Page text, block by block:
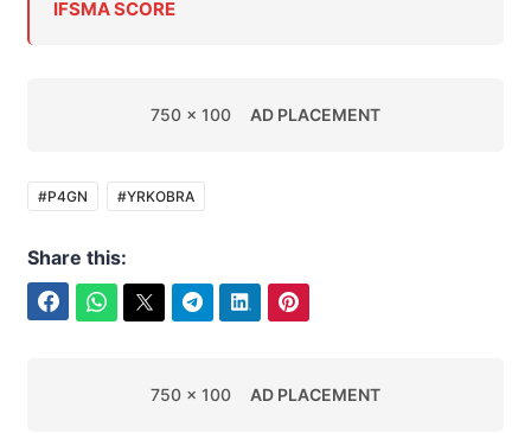
IFSMA SCORE
750 x 100 AD PLACEMENT
#P4GN #YRKOBRA
Share this:
750 x 100 AD PLACEMENT